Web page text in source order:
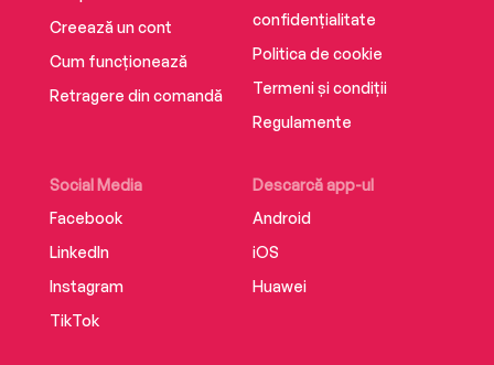
Creează un cont
Cum funcționează
Retragere din comandă
Social Media
Facebook
LinkedIn
Instagram
TikTok
Descarcă app-ul
Android
iOS
Huawei
confidențialitate
Politica de cookie
Termeni și condiții
Regulamente